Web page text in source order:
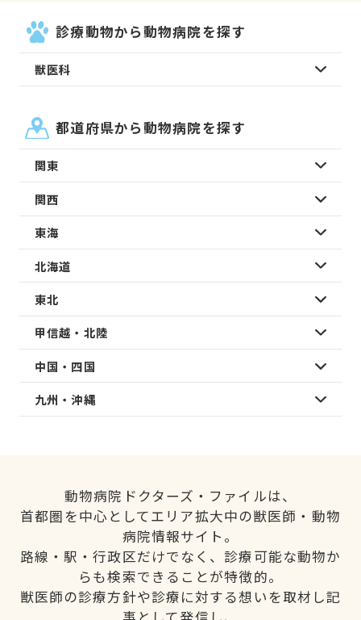
診療動物から動物病院を探す
獣医科
都道府県から動物病院を探す
関東
関西
東海
北海道
東北
甲信越・北陸
中国・四国
九州・沖縄
動物病院ドクターズ・ファイルは、
首都圏を中心としてエリア拡大中の獣医師・動物
病院情報サイト。
路線・駅・行政区だけでなく、診療可能な動物か
らも検索できることが特徴的。
獣医師の診療方針や診療に対する想いを取材し記